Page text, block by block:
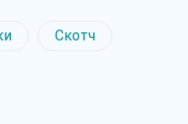
Скотч